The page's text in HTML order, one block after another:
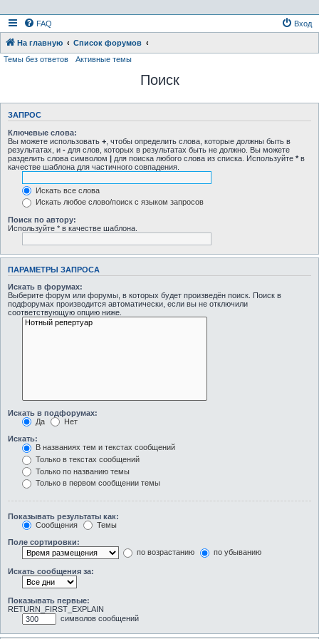
FAQ Вход
На главную
Список форумов
Темы без ответов
Активные темы
Поиск
ЗАПРОС
Ключевые слова:
Вы можете использовать + , чтобы определить слова, которые должны быть в
результатах, и - для слов, которых в результатах быть не должно. Вы можете
разделить слова символом | для поиска любого слова из списка. Используйте * в
качестве шаблона для частичного совпадения.
Искать все слова
Искать любое слово/поиск с языком запросов
Поиск по автору:
Используйте * в качестве шаблона.
ПАРАМЕТРЫ ЗАПРОСА
Искать в форумах:
Выберите форум или форумы, в которых будет произведён поиск. Поиск в
подфорумах производится автоматически, если вы не отключили
соответствующую опцию ниже.
Искать в подфорумах:
Да
Нет
Искать:
В названиях тем и текстах сообщений
Только в текстах сообщений
Только по названию темы
Только в первом сообщении темы
Показывать результаты как:
Сообщения
Темы
Поле сортировки:
по возрастанию
по убыванию
Искать сообщения за:
Показывать первые:
RETURN_FIRST_EXPLAIN
символов сообщений